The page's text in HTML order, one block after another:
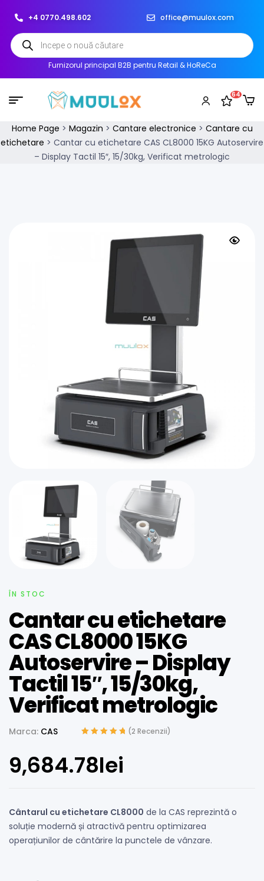
+4 0770.498.602 office@muulox.com
Furnizorul principal B2B pentru Retail & HoReCa
64
Home Page > Magazin > Cantare electronice > Cantare cu
etichetare > Cantar cu etichetare CAS CL8000 15KG Autoservire
– Display Tactil 15″, 15/30kg, Verificat metrologic
ÎN STOC
Cantar cu etichetare
CAS CL8000 15KG
Autoservire – Display
Tactil 15″, 15/30kg,
Verificat metrologic
Marca: CAS
unei singure
(2 Recenzii)
9,684.78lei
Cântarul cu etichetare CL8000 de la CAS reprezintă o
soluție modernă și atractivă pentru optimizarea
operațiunilor de cântărire la punctele de vânzare.